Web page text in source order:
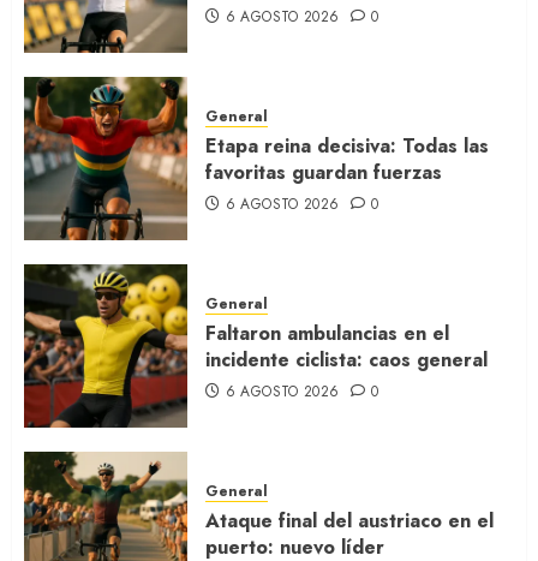
6 AGOSTO 2026 0
General
Etapa reina decisiva: Todas las
favoritas guardan fuerzas
6 AGOSTO 2026 0
General
Faltaron ambulancias en el
incidente ciclista: caos general
6 AGOSTO 2026 0
General
Ataque final del austriaco en el
puerto: nuevo líder